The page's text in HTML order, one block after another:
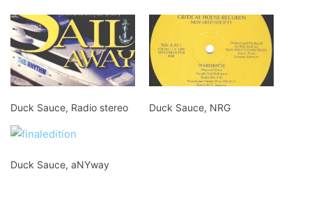
Duck Sauce, Radio stereo Duck Sauce, NRG
Duck Sauce, aNYway